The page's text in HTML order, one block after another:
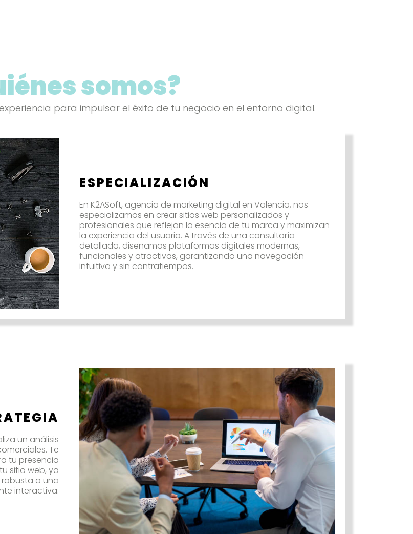
somos?
para impulsar el éxito de tu negocio en el entorno digital.​
ESPECIALIZACIÓN
En K2ASoft, agencia de marketing digital en Valencia, nos
especializamos en crear sitios web personalizados y
profesionales que reflejan la esencia de tu marca y maximizan
la experiencia del usuario. A través de una consultoría
detallada, diseñamos plataformas digitales modernas,
funcionales y atractivas, garantizando una navegación
intuitiva y sin contratiempos.
un análisis
Te
tu presencia
sitio web, ya
o una
interactiva.